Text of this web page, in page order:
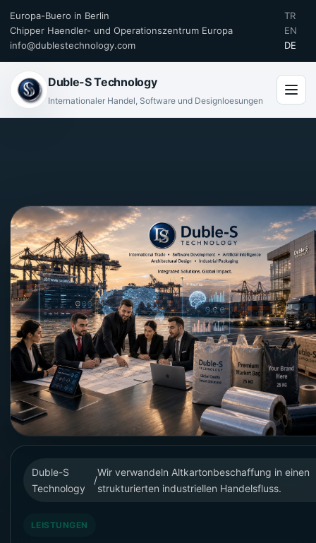
Europa-Buero in Berlin
Chipper Haendler- und Operationszentrum Europa
info@dublestechnology.com
TR
EN
DE
Duble-S Technology
Internationaler Handel, Software und Designloesungen
Duble-S
Technology
/
Wir verwandeln Altkartonbeschaffung in einen
strukturierten industriellen Handelsfluss.
LEISTUNGEN